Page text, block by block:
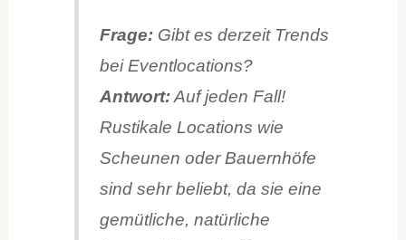
Frage:Gibt es derzeit Trends
bei Eventlocations?
Antwort:Auf jeden Fall!
Rustikale Locations wie
Scheunen oder Bauernhöfe
sind sehr beliebt, da sie eine
gemütliche, natürliche